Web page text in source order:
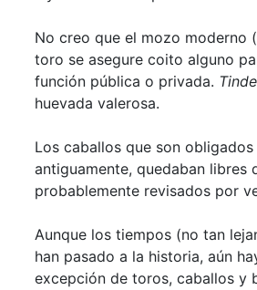
No creo que el mozo moderno
toro se asegure coito alguno
función pública o privada.
huevada valerosa.
Los caballos que son
antiguamente, quedaban libres
probablemente revisados por
Aunque los tiempos (no tan
han pasado a la historia, aún
excepción de toros, caballos y